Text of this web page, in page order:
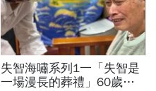
失智海嘯系列1一「失智是
一場漫長的葬禮」60歲退